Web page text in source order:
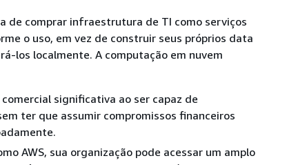
de comprar infraestrutura de TI como serviços
o uso, em vez de construir seus próprios data
los localmente. A computação em nuvem
significativa ao ser capaz de
ter que assumir compromissos financeiros
AWS, sua organização pode acessar um amplo